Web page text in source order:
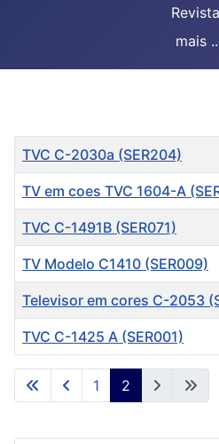
mais
Artigos
Título
TVC C-2030a (SER204)
TV em coes TVC 1604-A
TVC C-1491B (SER071)
TV Modelo C1410 (SER009)
Televisor em cores C-2053
TVC C-1425 A (SER001)
1 2